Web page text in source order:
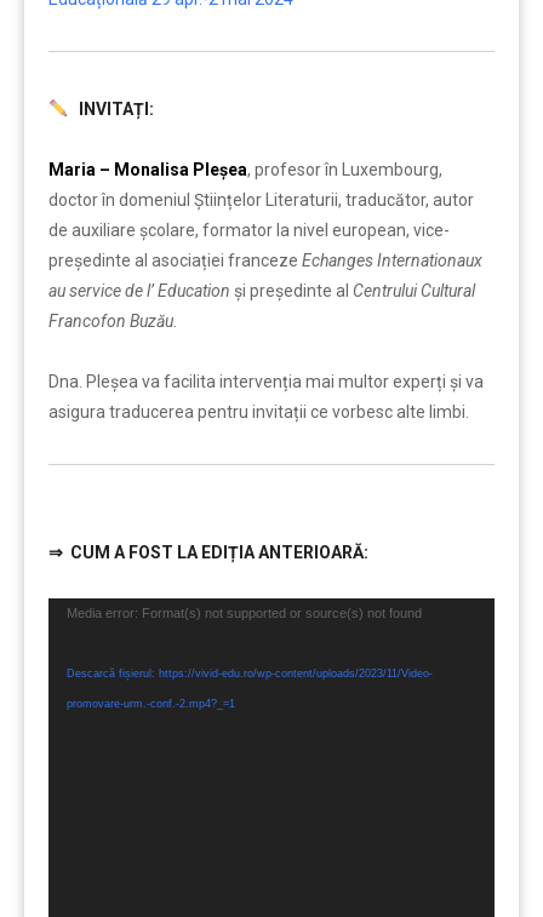
INVITAȚI:
Maria – Monalisa Pleșea, profesor în Luxembourg,
doctor în domeniul Științelor Literaturii, traducător, autor
de auxiliare școlare, formator la nivel european, vice-
președinte al asociației franceze Echanges Internationaux
au service de l’ Education și președinte al Centrului Cultural
Francofon Buzău.
Dna. Pleșea va facilita intervenția mai multor experți și va
asigura traducerea pentru invitații ce vorbesc alte limbi.
⇒ CUM A FOST LA EDIȚIA ANTERIOARĂ:
Player
Media error: Format(s) not supported or source(s) not found
Descarcă fișierul: https://vivid-edu.ro/wp-content/uploads/2023/11/Video-
promovare-urm.-conf.-2.mp4?_=1